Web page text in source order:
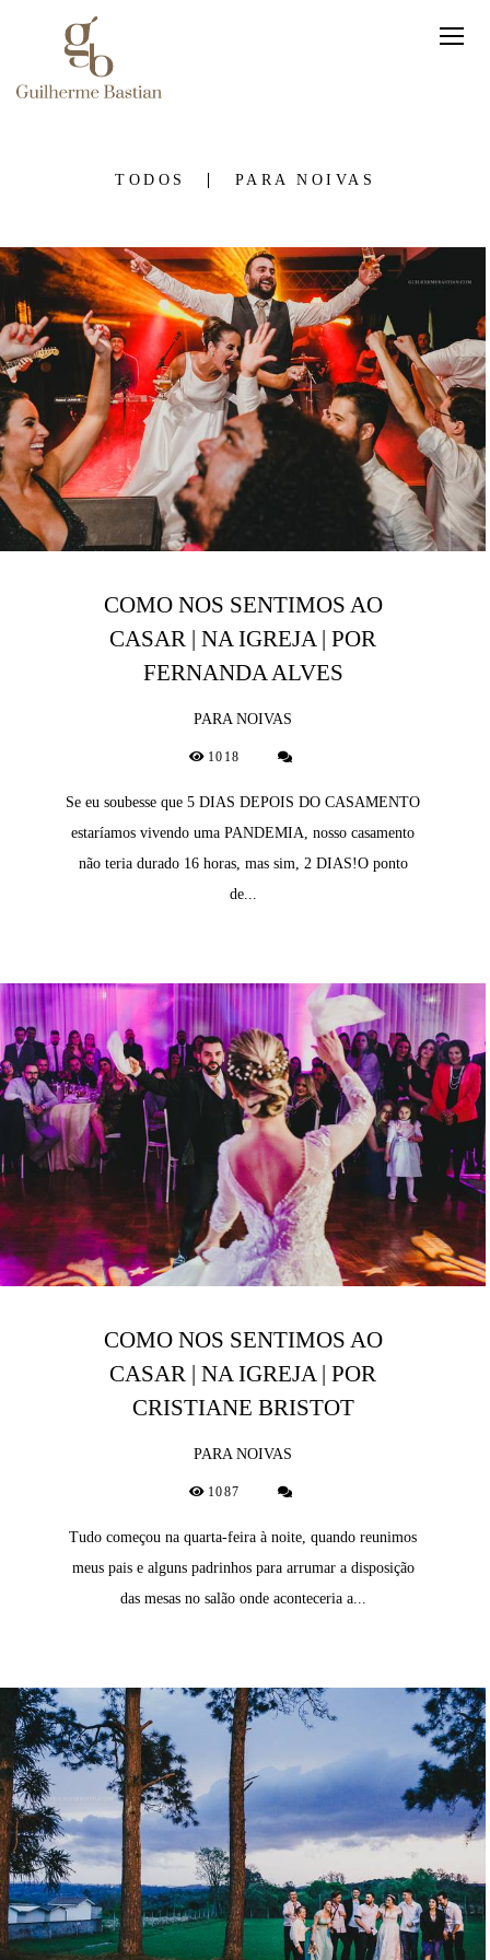
TODOS PARA NOIVAS
COMO NOS SENTIMOS AO
CASAR | NA IGREJA | POR
FERNANDA ALVES
PARA NOIVAS
1018
Se eu soubesse que 5 DIAS DEPOIS DO CASAMENTO
estaríamos vivendo uma PANDEMIA, nosso casamento
não teria durado 16 horas, mas sim, 2 DIAS!O ponto
de...
COMO NOS SENTIMOS AO
CASAR | NA IGREJA | POR
CRISTIANE BRISTOT
PARA NOIVAS
1087
Tudo começou na quarta-feira à noite, quando reunimos
meus pais e alguns padrinhos para arrumar a disposição
das mesas no salão onde aconteceria a...